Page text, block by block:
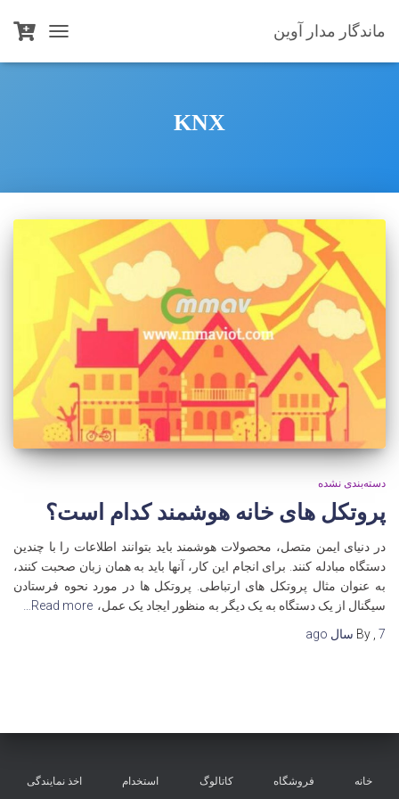
ماندگار مدار آوین
TOGGLE
NAVIGATION
KNX
دسته‌بندی نشده
پروتکل های خانه هوشمند کدام است؟
در دنیای ایمن متصل، محصولات هوشمند باید بتوانند اطلاعات را با چندین
دستگاه مبادله کنند. برای انجام این کار، آنها باید به همان زبان صحبت کنند،
به عنوان مثال پروتکل های ارتباطی. پروتکل ها در مورد نحوه فرستادن
سیگنال از یک دستگاه به یک دیگر به منظور ایجاد یک عمل، Read more…
By 7 سال
خانه فروشگاه کاتالوگ استخدام اخذ نمایندگی